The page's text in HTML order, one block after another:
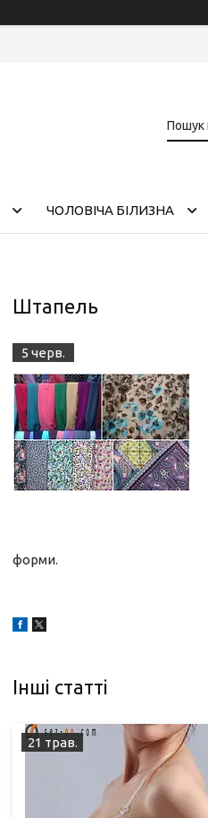
ЧОЛОВІЧА БІЛИЗНА
Штапель
5 черв.
форми.
Інші статті
21 трав.